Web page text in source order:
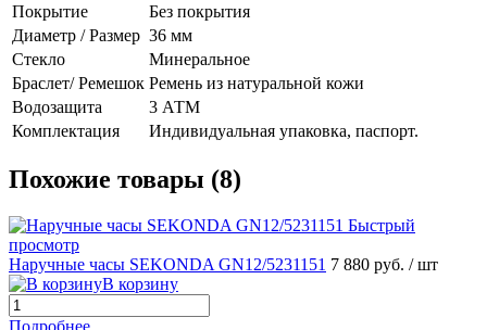
Покрытие
Без покрытия
Диаметр / Размер 36 мм
Стекло
Минеральное
Браслет/ Ремешок Ремень из натуральной кожи
Водозащита
3 АТМ
Комплектация
Индивидуальная упаковка, паспорт.
Похожие товары (8)
Быстрый
просмотр
Наручные часы SEKONDA GN12/5231151 7 880 руб. / шт
В корзину